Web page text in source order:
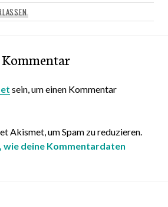
Kommentar
sein, um einen Kommentar
Akismet, um Spam zu reduzieren.
wie deine Kommentardaten